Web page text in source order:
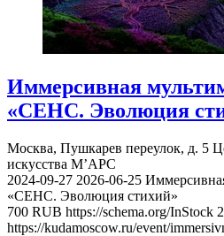
Иммерсивная
«СЕНС. Эволюция
Москва, Пушкарев переулок, д. 5
искусства М’АРС
2024-09-27 2026-06-25
«СЕНС. Эволюция стихий»
700 RUB https://schema.org/InStock
https://kudamoscow.ru/event/